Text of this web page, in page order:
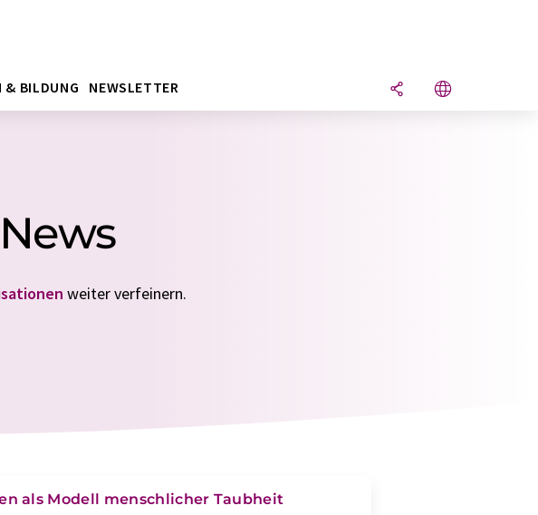
& BILDUNG NEWSLETTER
weiter verfeinern.
als Modell menschlicher Taubheit